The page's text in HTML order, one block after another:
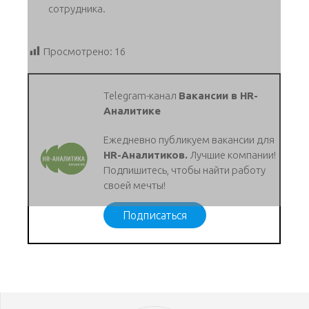
сотрудника.
Просмотрено: 16
Telegram-канал Вакансии в HR-
Аналитике
Ежедневно публикуем вакансии для
HR-Аналитиков. Лучшие компании!
Подпишитесь, чтобы найти работу
своей мечты!
Подписаться